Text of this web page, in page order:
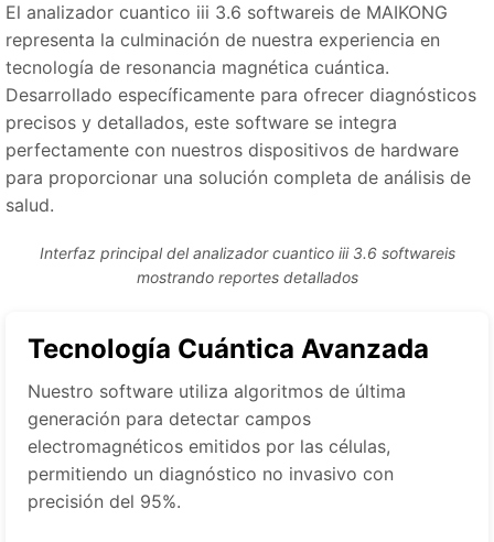
El analizador cuantico iii 3.6 softwareis de MAIKONG
representa la culminación de nuestra experiencia en
tecnología de resonancia magnética cuántica.
Desarrollado específicamente para ofrecer diagnósticos
precisos y detallados, este software se integra
perfectamente con nuestros dispositivos de hardware
para proporcionar una solución completa de análisis de
salud.
Interfaz principal del analizador cuantico iii 3.6 softwareis
mostrando reportes detallados
Tecnología Cuántica Avanzada
Nuestro software utiliza algoritmos de última
generación para detectar campos
electromagnéticos emitidos por las células,
permitiendo un diagnóstico no invasivo con
precisión del 95%.